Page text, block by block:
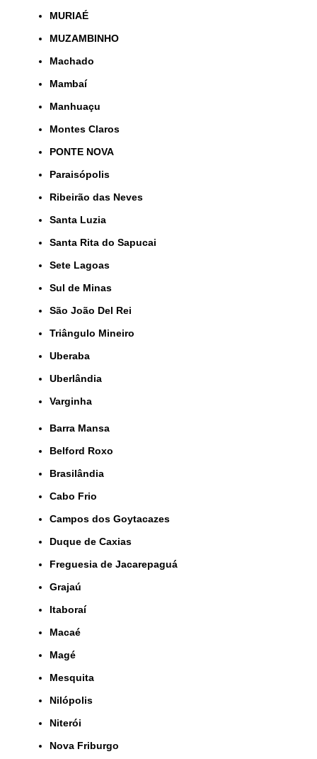
MURIAÉ
MUZAMBINHO
Machado
Mambaí
Manhuaçu
Montes Claros
PONTE NOVA
Paraisópolis
Ribeirão das Neves
Santa Luzia
Santa Rita do Sapucai
Sete Lagoas
Sul de Minas
São João Del Rei
Triângulo Mineiro
Uberaba
Uberlândia
Varginha
Barra Mansa
Belford Roxo
Brasilândia
Cabo Frio
Campos dos Goytacazes
Duque de Caxias
Freguesia de Jacarepaguá
Grajaú
Itaboraí
Macaé
Magé
Mesquita
Nilópolis
Niterói
Nova Friburgo